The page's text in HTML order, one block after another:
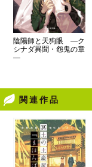
陰陽師と天狗眼 ―ク
シナダ異聞・怨鬼の章
―
関連作品